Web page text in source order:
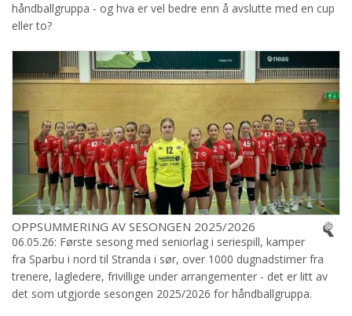
håndballgruppa - og hva er vel bedre enn å avslutte med en cup
eller to?
OPPSUMMERING AV SESONGEN 2025/2026
06.05.26: Første sesong med seniorlag i seriespill, kamper
fra Sparbu i nord til Stranda i sør, over 1000 dugnadstimer fra
trenere, lagledere, frivillige under arrangementer - det er litt av
det som utgjorde sesongen 2025/2026 for håndballgruppa.